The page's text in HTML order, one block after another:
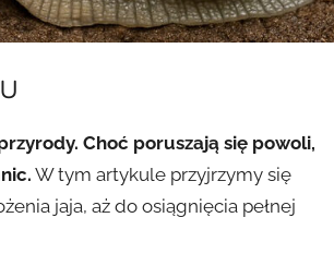
Choć poruszają się powoli,
W tym artykule przyjrzymy się
jaja, aż do osiągnięcia pełnej